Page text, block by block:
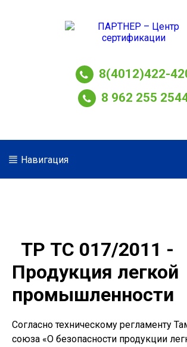
8(4012)422-
8 962 255
Навигация
ТР ТС 017/2011 -
Продукция легкой
промышленности
Согласно техническому регламенту
союза «О безопасности продукции